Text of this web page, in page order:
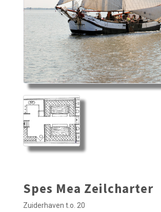
Spes Mea Zeilcharter
Zuiderhaven t.o. 20